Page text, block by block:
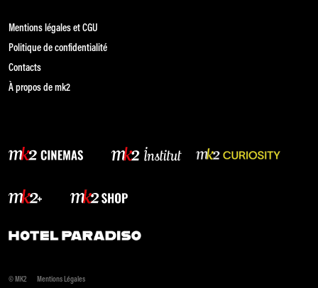
Mentions légales et CGU
Politique de confidentialité
Contacts
À propos de mk2
© MK2 Mentions Légales